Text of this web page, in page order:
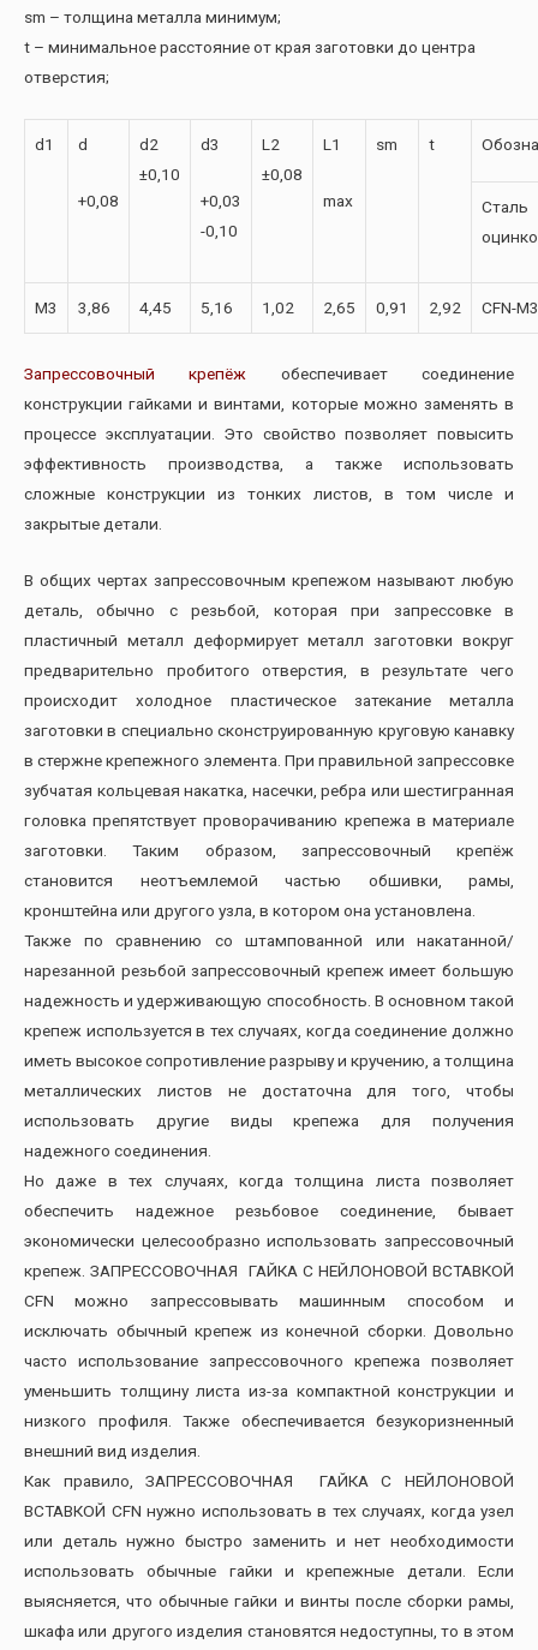
sm – толщина металла минимум;
t – минимальное расстояние от края заготовки до центра
отверстия;
d1 d
+0,08
d2
±0,10
d3
+0,03
-0,10
L2
±0,08
L1
max
sm t
Сталь
М3 3,86 4,45 5,16 1,02 2,65 0,91 2,92 CFN-
Запрессовочный крепёж обеспечивает соединение
конструкции гайками и винтами, которые можно заменять в
процессе эксплуатации. Это свойство позволяет повысить
эффективность производства, а также использовать
сложные конструкции из тонких листов, в том числе и
закрытые детали.
В общих чертах запрессовочным крепежом называют любую
деталь, обычно с резьбой, которая при запрессовке в
пластичный металл деформирует металл заготовки вокруг
предварительно пробитого отверстия, в результате чего
происходит холодное пластическое затекание металла
заготовки в специально сконструированную круговую канавку
в стержне крепежного элемента. При правильной запрессовке
зубчатая кольцевая накатка, насечки, ребра или шестигранная
головка препятствует проворачиванию крепежа в материале
заготовки. Таким образом, запрессовочный крепёж
становится неотъемлемой частью обшивки, рамы,
кронштейна или другого узла, в котором она установлена.
Также по сравнению со штампованной или накатанной/
нарезанной резьбой запрессовочный крепеж имеет большую
надежность и удерживающую способность. В основном такой
крепеж используется в тех случаях, когда соединение должно
иметь высокое сопротивление разрыву и кручению, а толщина
металлических листов не достаточна для того, чтобы
использовать другие виды крепежа для получения
надежного соединения.
Но даже в тех случаях, когда толщина листа позволяет
обеспечить надежное резьбовое соединение, бывает
экономически целесообразно использовать запрессовочный
крепеж. ЗАПРЕССОВОЧНАЯ ГАЙКА С НЕЙЛОНОВОЙ ВСТАВКОЙ
CFN можно запрессовывать машинным способом и
исключать обычный крепеж из конечной сборки. Довольно
часто использование запрессовочного крепежа позволяет
уменьшить толщину листа из-за компактной конструкции и
низкого профиля. Также обеспечивается безукоризненный
внешний вид изделия.
Как правило, ЗАПРЕССОВОЧНАЯ ГАЙКА С НЕЙЛОНОВОЙ
ВСТАВКОЙ CFN нужно использовать в тех случаях, когда узел
или деталь нужно быстро заменить и нет необходимости
использовать обычные гайки и крепежные детали. Если
выясняется, что обычные гайки и винты после сборки рамы,
шкафа или другого изделия становятся недоступны, то в этом